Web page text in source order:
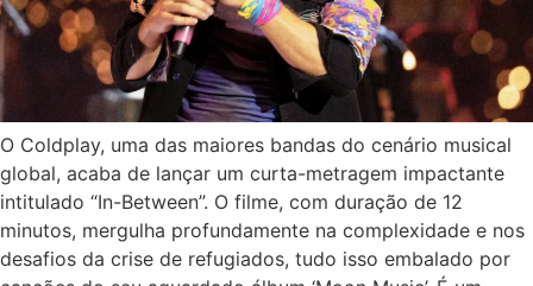
O Coldplay, uma das maiores bandas do cenário musical
global, acaba de lançar um curta-metragem impactante
intitulado “In-Between”. O filme, com duração de 12
minutos, mergulha profundamente na complexidade e nos
desafios da crise de refugiados, tudo isso embalado por